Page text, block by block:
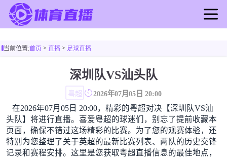
足球直播
足球新闻
篮球新闻
当前位置:首页> 直播> 足球直播
深圳队VS汕头队
粤超 2026年07月05日 20:00
在2026年07月05日 20:00，精彩的粤超对决【深圳队VS汕
头队】将进行直播。喜爱粤超的球迷们，别忘了提前收藏本
页面，确保不错过这场精彩的比赛。为了您的观赛体验，还
特别为您整理了关于英超的最新比赛列表、两队的历史交锋
记录和赛程安排。这里是您获取粤超直播信息的最佳地点，